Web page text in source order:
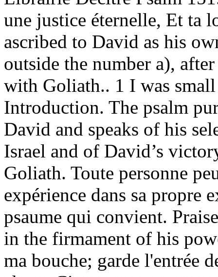
une justice éternelle, Et ta
ascribed to David as his
outside the number a),
with Goliath.. 1 I was
Introduction. The psalm
David and speaks of his
Israel and of David’s
Goliath. Toute personne
expérience dans sa propre
psaume qui convient.
in the firmament of his
ma bouche; garde l'entrée